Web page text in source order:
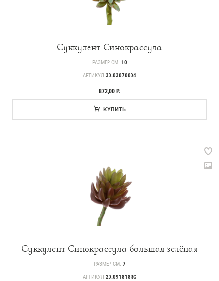
Суккулент Синокрассула
РАЗМЕР СМ. 10
АРТИКУЛ 30.03070004
872,00 Р.
КУПИТЬ
Суккулент Синокрассула большая зелёная
РАЗМЕР СМ. 7
АРТИКУЛ 20.091818RG